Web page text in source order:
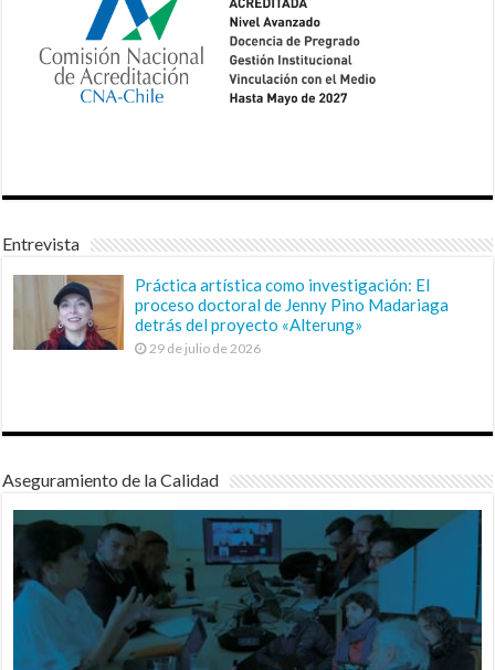
Entrevista
Práctica artística como investigación: El
proceso doctoral de Jenny Pino Madariaga
detrás del proyecto «Alterung»
29 de julio de 2026
Aseguramiento de la Calidad